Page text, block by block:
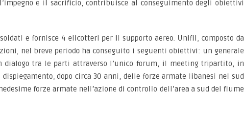
e il sacrificio, contribuisce al conseguimento degli obiettivi
e fornisce 4 elicotteri per il supporto aereo. Unifil, composto da
nel breve periodo ha conseguito i seguenti obiettivi: un generale
tra le parti attraverso l’unico forum, il meeting tripartito, in
dopo circa 30 anni, delle forze armate libanesi nel sud
forze armate nell’azione di controllo dell’area a sud del fiume